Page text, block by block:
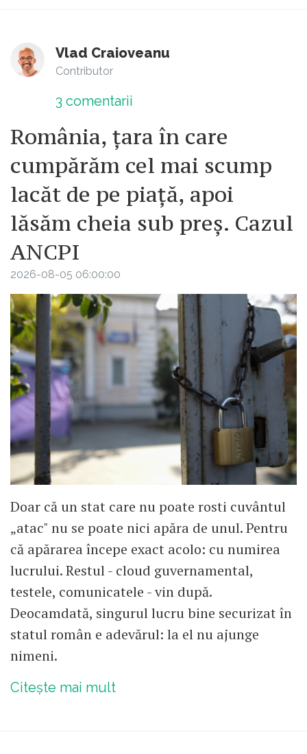
Vlad Craioveanu
Contributor
3 comentarii
România, țara în care
cumpărăm cel mai scump
lacăt de pe piață, apoi
lăsăm cheia sub preș. Cazul
ANCPI
2026-08-05 06:00:00
Doar că un stat care nu poate rosti cuvântul
„atac" nu se poate nici apăra de unul. Pentru
că apărarea începe exact acolo: cu numirea
lucrului. Restul - cloud guvernamental,
testele, comunicatele - vin după.
Deocamdată, singurul lucru bine securizat în
statul român e adevărul: la el nu ajunge
nimeni.
Citește mai mult